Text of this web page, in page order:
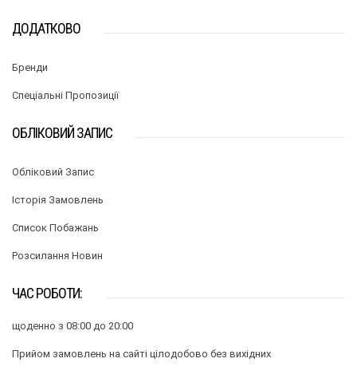
ДОДАТКОВО
Бренди
Спеціальні Пропозиції
ОБЛІКОВИЙ ЗАПИС
Обліковий Запис
Історія Замовлень
Список Побажань
Розсилання Новин
ЧАС РОБОТИ:
щоденно з 08:00 до 20:00
Прийом замовлень на сайті цілодобово без вихідних